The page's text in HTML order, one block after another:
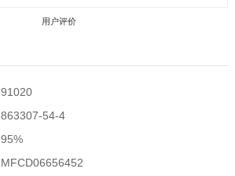
用户评价
91020
863307-54-4
95%
MFCD06656452